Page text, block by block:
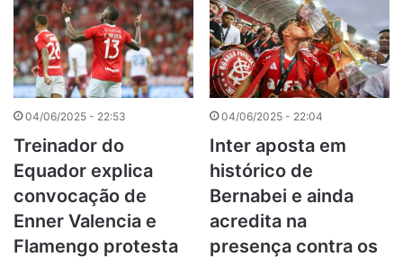
04/06/2025 - 22:53
Treinador do
Equador explica
convocação de
Enner Valencia e
Flamengo protesta
04/06/2025 - 22:04
Inter aposta em
histórico de
Bernabei e ainda
acredita na
presença contra os